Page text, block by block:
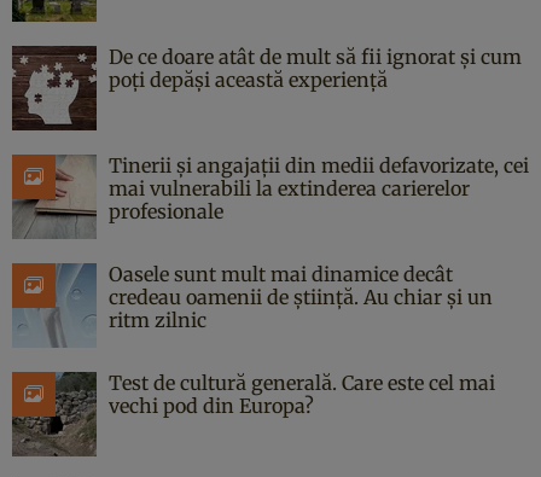
De ce doare atât de mult să fii ignorat și cum
poți depăși această experiență
Tinerii și angajații din medii defavorizate, cei
mai vulnerabili la extinderea carierelor
profesionale
Oasele sunt mult mai dinamice decât
credeau oamenii de știință. Au chiar și un
ritm zilnic
Test de cultură generală. Care este cel mai
vechi pod din Europa?